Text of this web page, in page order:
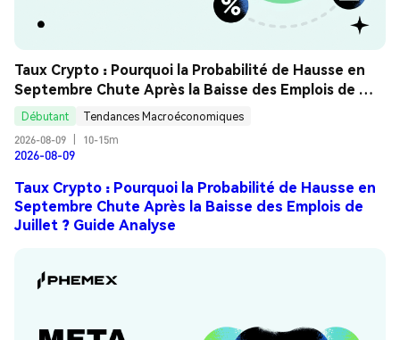
Taux Crypto : Pourquoi la Probabilité de Hausse en
Septembre Chute Après la Baisse des Emplois de
Juillet ? Guide Analyse
Débutant
Tendances Macroéconomiques
2026-08-09
10-15m
2026-08-09
Taux Crypto : Pourquoi la Probabilité de Hausse en
Septembre Chute Après la Baisse des Emplois de
Juillet ? Guide Analyse